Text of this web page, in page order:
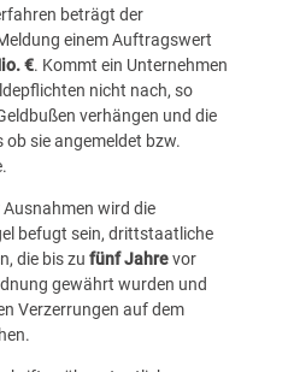
beträgt der
einem Auftragswert
€. Kommt ein Unternehmen
nicht nach, so
verhängen und die
sie angemeldet bzw.
wird die
befugt sein, drittstaatliche
die bis zu fünf Jahrevor
gewährt wurden und
Verzerrungen auf dem